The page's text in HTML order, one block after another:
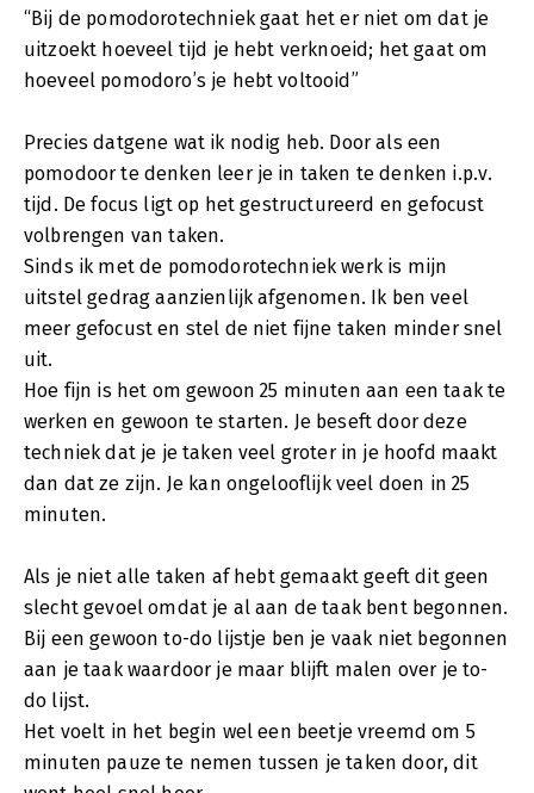
“Bij de pomodorotechniek gaat het er niet om dat je
uitzoekt hoeveel tijd je hebt verknoeid; het gaat om
hoeveel pomodoro’s je hebt voltooid”
Precies datgene wat ik nodig heb. Door als een
pomodoor te denken leer je in taken te denken i.p.v.
tijd. De focus ligt op het gestructureerd en gefocust
volbrengen van taken.
Sinds ik met de pomodorotechniek werk is mijn
uitstel gedrag aanzienlijk afgenomen. Ik ben veel
meer gefocust en stel de niet fijne taken minder snel
uit.
Hoe fijn is het om gewoon 25 minuten aan een taak te
werken en gewoon te starten. Je beseft door deze
techniek dat je je taken veel groter in je hoofd maakt
dan dat ze zijn. Je kan ongelooflijk veel doen in 25
minuten.
Als je niet alle taken af hebt gemaakt geeft dit geen
slecht gevoel omdat je al aan de taak bent begonnen.
Bij een gewoon to-do lijstje ben je vaak niet begonnen
aan je taak waardoor je maar blijft malen over je to-
do lijst.
Het voelt in het begin wel een beetje vreemd om 5
minuten pauze te nemen tussen je taken door, dit